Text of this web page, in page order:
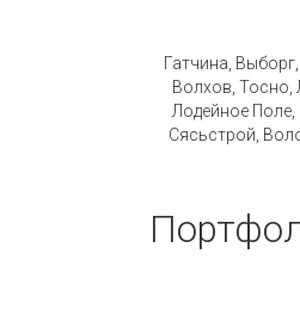
Гатчина,
Волхов, Тосно,
Лодейное
Сясьстрой,